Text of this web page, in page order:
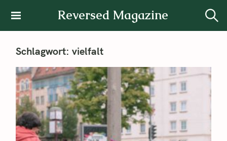
Reversed Magazine
Schlagwort: vielfalt